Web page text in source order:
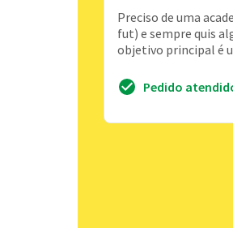
Preciso de uma
fut) e sempre quis
objetivo principal é
Pedido